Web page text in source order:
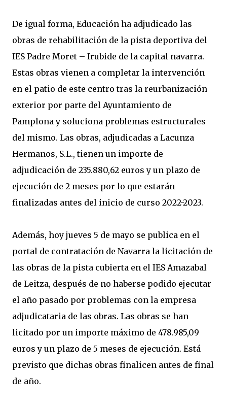
De igual forma, Educación ha adjudicado las
obras de rehabilitación de la pista deportiva del
IES Padre Moret – Irubide de la capital navarra.
Estas obras vienen a completar la intervención
en el patio de este centro tras la reurbanización
exterior por parte del Ayuntamiento de
Pamplona y soluciona problemas estructurales
del mismo. Las obras, adjudicadas a Lacunza
Hermanos, S.L., tienen un importe de
adjudicación de 235.880,62 euros y un plazo de
ejecución de 2 meses por lo que estarán
finalizadas antes del inicio de curso 2022-2023.
Además, hoy jueves 5 de mayo se publica en el
portal de contratación de Navarra la licitación de
las obras de la pista cubierta en el IES Amazabal
de Leitza, después de no haberse podido ejecutar
el año pasado por problemas con la empresa
adjudicataria de las obras. Las obras se han
licitado por un importe máximo de 478.985,09
euros y un plazo de 5 meses de ejecución. Está
previsto que dichas obras finalicen antes de final
de año.